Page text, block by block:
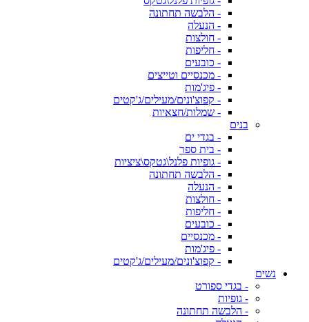
- הלבשה תחתונה
- הנעלה
- חולצות
- חליפות
- כובעים
- מכנסיים וטייצים
- פיג'מות
- קפוצ'ונים/מעילים/ג'קטים
- שמלות/חצאיות
בנים
- בגדי ים
- בית ספר
- גופיות פלנל\גטקס\ציציות
- הלבשה תחתונה
- הנעלה
- חולצות
- חליפות
- כובעים
- מכנסיים
- פיג'מות
- קפוצ'ונים/מעילים/ג'קטים
נשים
- בגדי ספורט
- גופיות
- הלבשה תחתונה